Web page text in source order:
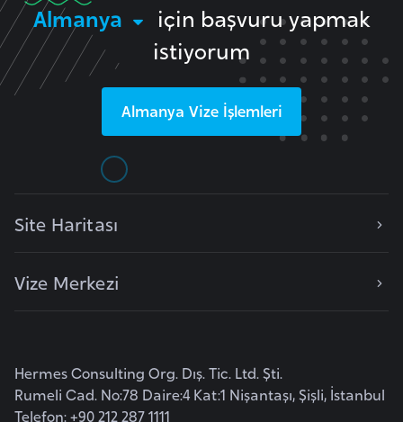
Almanya
için başvuru yapmak
istiyorum
Almanya Vize İşlemleri
Site Haritası
Vize Merkezi
Hermes Consulting Org. Dış. Tic. Ltd. Şti.
Rumeli Cad. No:78 Daire:4 Kat:1 Nişantaşı, Şişli, İstanbul
Telefon: +90 212 287 1111
E
i
l
i
S